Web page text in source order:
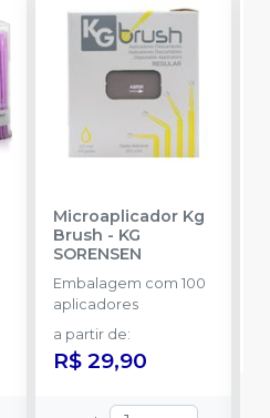
Microaplicador Kg
Brush - KG
SORENSEN
Embalagem com 100
aplicadores
a partir de:
R$ 29,90